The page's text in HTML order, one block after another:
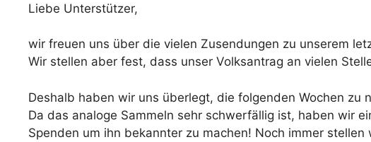
Liebe Unterstützer,
wir freuen uns über die vielen Zusendungen zu unserem
Wir stellen aber fest, dass unser Volksantrag an vielen
Deshalb haben wir uns überlegt, die folgenden Wochen
Da das analoge Sammeln sehr schwerfällig ist, haben wir
Spenden um ihn bekannter zu machen! Noch immer